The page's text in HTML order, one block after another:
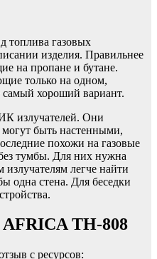
топлива газовых
изделия. Правильнее
на пропане и бутане.
только на одном,
самый хороший вариант.
излучателей. Они
быть настенными,
похожи на газовые
тумбы. Для них нужна
легче найти
одна стена. Для беседки
TH-808
с ресурсов: